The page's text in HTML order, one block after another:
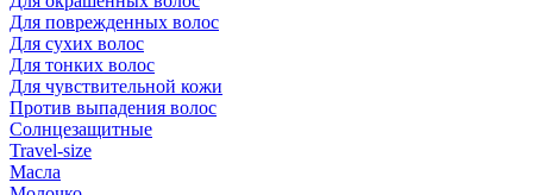
Для поврежденных волос
Для сухих волос
Для тонких волос
Для чувствительной кожи
Против выпадения волос
Солнцезащитные
Travel-size
Масла